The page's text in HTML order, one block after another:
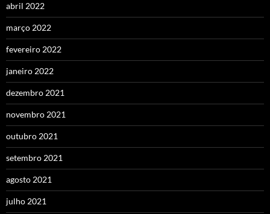
abril 2022
março 2022
fevereiro 2022
janeiro 2022
dezembro 2021
novembro 2021
outubro 2021
setembro 2021
agosto 2021
julho 2021